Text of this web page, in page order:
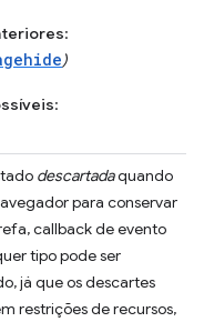
:
)
:
descartadaquando
para conservar
callback de evento
tipo pode ser
já que os descartes
restrições de recursos,